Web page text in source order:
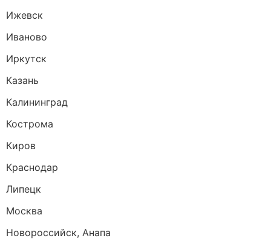
Ижевск
Иваново
Иркутск
Казань
Калининград
Кострома
Киров
Краснодар
Липецк
Москва
Новороссийск, Анапа